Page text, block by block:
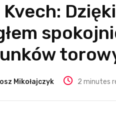
Mikołajczyk 2 minutes